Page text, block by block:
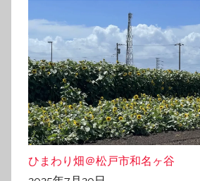
ひまわり畑＠松戸市和名ヶ谷